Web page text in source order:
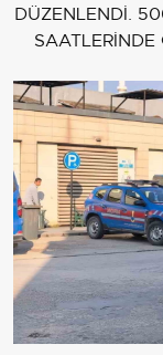
DÜZENLENDİ.